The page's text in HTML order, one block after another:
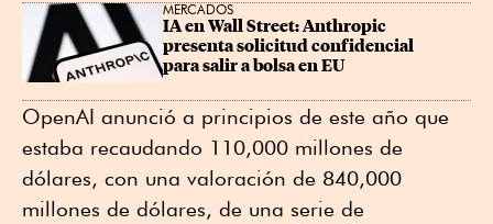
MERCADOS
IA ⁠en Wall ⁠Street: Anthropic
presenta solicitud confidencial
para salir a bolsa en EU
OpenAI anunció a principios de este año que
estaba recaudando 110,000 millones de
dólares, con una valoración de 840,000
millones de dólares, de una serie de